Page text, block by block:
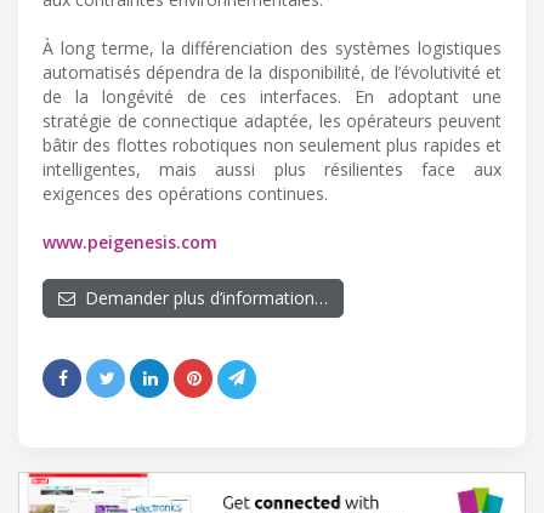
À long terme, la différenciation des systèmes logistiques
automatisés dépendra de la disponibilité, de l’évolutivité et
de la longévité de ces interfaces. En adoptant une
stratégie de connectique adaptée, les opérateurs peuvent
bâtir des flottes robotiques non seulement plus rapides et
intelligentes, mais aussi plus résilientes face aux
exigences des opérations continues.
www.peigenesis.com
Demander plus d’information…